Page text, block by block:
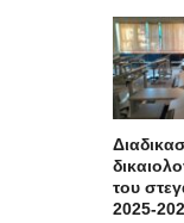
του
2025-